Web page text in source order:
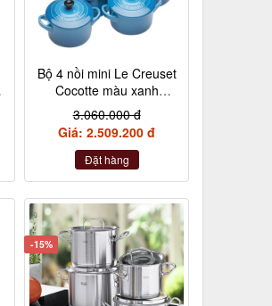
Bộ 4 nồi mini Le Creuset
Cocotte màu xanh
Marseile
3.060.000 đ
Giá: 2.509.200 đ
Đặt hàng
-15%